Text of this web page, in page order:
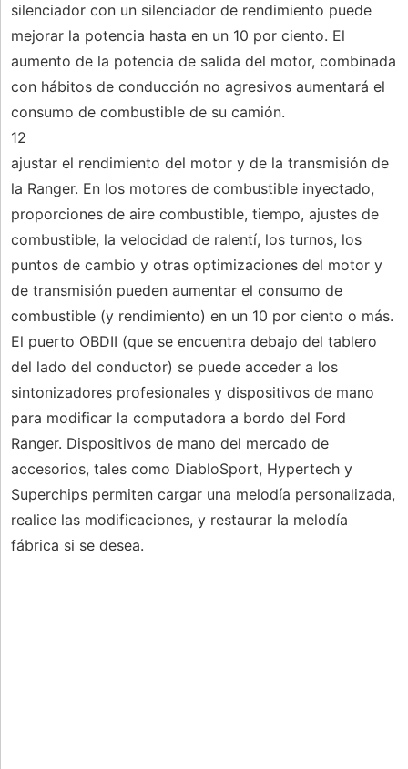
silenciador con un silenciador de rendimiento puede
mejorar la potencia hasta en un 10 por ciento. El
aumento de la potencia de salida del motor, combinada
con hábitos de conducción no agresivos aumentará el
consumo de combustible de su camión.
12
ajustar el rendimiento del motor y de la transmisión de
la Ranger. En los motores de combustible inyectado,
proporciones de aire combustible, tiempo, ajustes de
combustible, la velocidad de ralentí, los turnos, los
puntos de cambio y otras optimizaciones del motor y
de transmisión pueden aumentar el consumo de
combustible (y rendimiento) en un 10 por ciento o más.
El puerto OBDII (que se encuentra debajo del tablero
del lado del conductor) se puede acceder a los
sintonizadores profesionales y dispositivos de mano
para modificar la computadora a bordo del Ford
Ranger. Dispositivos de mano del mercado de
accesorios, tales como DiabloSport, Hypertech y
Superchips permiten cargar una melodía personalizada,
realice las modificaciones, y restaurar la melodía
fábrica si se desea.